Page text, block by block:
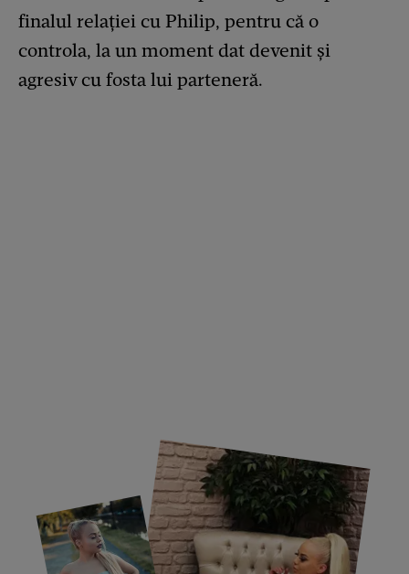
finalul relației cu Philip, pentru că o
controla, la un moment dat devenit și
agresiv cu fosta lui parteneră.